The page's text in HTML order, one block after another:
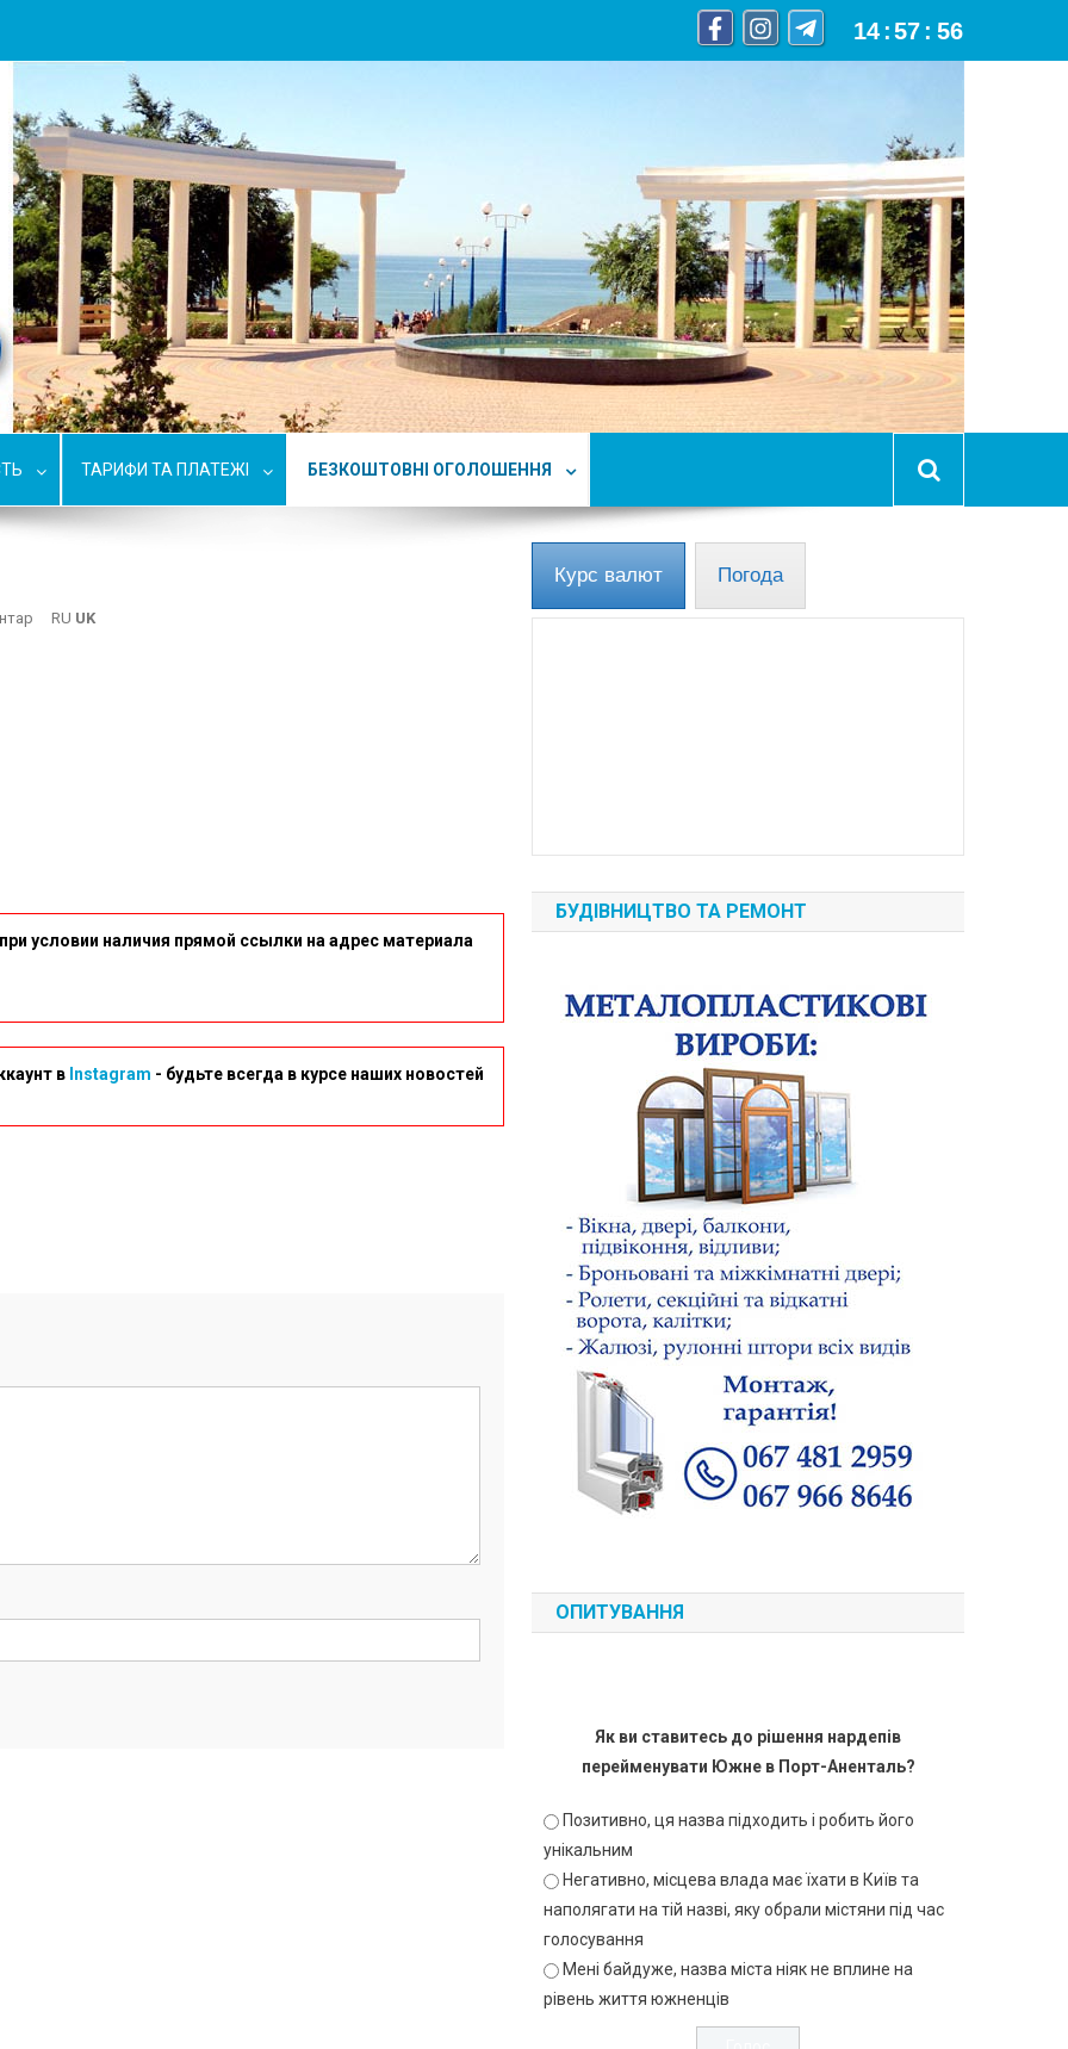
14 :57 : 57
ТАРИФИ ТА ПЛАТЕЖІ БЕЗКОШТОВНІ ОГОЛОШЕННЯ
RU UK
условии наличия прямой ссылки на адрес материала
в Instagram - будьте всегда в курсе наших новостей
Курс валют Погода
БУДІВНИЦТВО ТА РЕМОНТ
ОПИТУВАННЯ
Як ви ставитесь до рішення нардепів
перейменувати Южне в Порт-Аненталь?
Позитивно, ця назва підходить і робить його
унікальним
Негативно, місцева влада має їхати в Київ та
наполягати на тій назві, яку обрали містяни під час
голосування
Мені байдуже, назва міста ніяк не вплине на
рівень життя южненців